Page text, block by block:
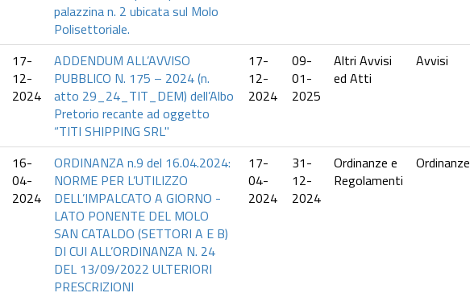
palazzina n. 2 ubicata sul Molo
Polisettoriale.
17-
12-
2024
ADDENDUM ALL’AVVISO
PUBBLICO N. 175 – 2024 (n.
atto 29_24_TIT_DEM) dell’Albo
Pretorio recante ad oggetto
“TITI SHIPPING SRL"
17-
12-
2024
09-
01-
2025
Altri Avvisi
ed Atti
Avvisi
16-
04-
2024
ORDINANZA n.9 del 16.04.2024:
NORME PER L’UTILIZZO
DELL’IMPALCATO A GIORNO -
LATO PONENTE DEL MOLO
SAN CATALDO (SETTORI A E B)
DI CUI ALL’ORDINANZA N. 24
DEL 13/09/2022 ULTERIORI
PRESCRIZIONI
17-
04-
2024
31-
12-
2024
Ordinanze e
Regolamenti
Ordinanze